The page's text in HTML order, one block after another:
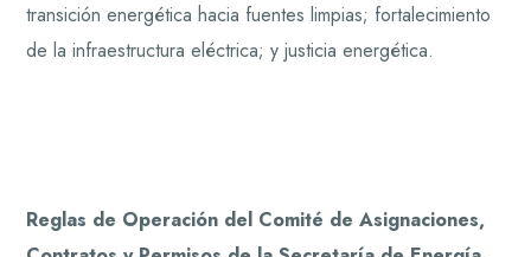
transición energética hacia fuentes limpias; fortalecimiento
de la infraestructura eléctrica; y justicia energética.
Reglas de Operación del Comité de Asignaciones,